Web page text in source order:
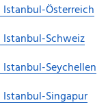
Istanbul-Österreich
Istanbul-Schweiz
Istanbul-Seychellen
Istanbul-Singapur